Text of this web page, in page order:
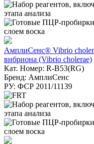
АмплиСенс® Vibrio
вибриона (Vibrio cholerae)
Кат. Номер: R-B53(RG)
Бренд: АмплиСенс
РУ: ФСР 2011/11139